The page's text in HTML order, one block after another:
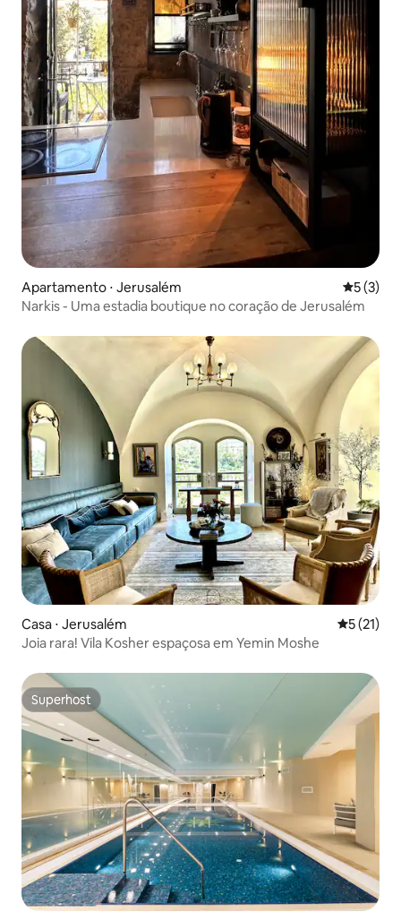
Apartamento ⋅ Jerusalém 5 de
5 (3)
Narkis - Uma estadia boutique no coração de Jerusalém
Casa ⋅ Jerusalém 5 de uma
5 (21)
Joia rara! Vila Kosher espaçosa em Yemin Moshe
Superhost
Superhost